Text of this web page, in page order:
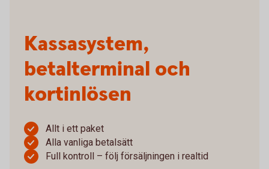
Kassasystem,
betalterminal och
kortinlösen
Allt i ett paket
Alla vanliga betalsätt
Full kontroll – följ försäljningen i realtid